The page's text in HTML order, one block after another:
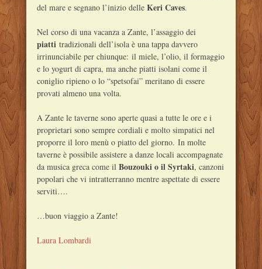
del mare e segnano l’inizio delle Keri Caves.
Nel corso di una vacanza a Zante, l’assaggio dei
piattitradizionali dell’isola è una tappa davvero
irrinunciabile per chiunque: il miele, l’olio, il formaggio
e lo yogurt di capra, ma anche piatti isolani come il
coniglio ripieno o lo “spetsofai” meritano di essere
provati almeno una volta.
A Zante le taverne sono aperte quasi a tutte le ore e i
proprietari sono sempre cordiali e molto simpatici nel
proporre il loro menù o piatto del giorno. In molte
taverne è possibile assistere a danze locali accompagnate
da musica greca come il Bouzouki o il Syrtaki, canzoni
popolari che vi intratterranno mentre aspettate di essere
serviti….
…buon viaggio a Zante!
Laura Lombardi